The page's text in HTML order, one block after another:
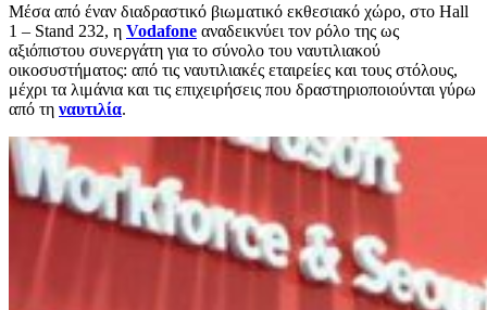
Μέσα από έναν διαδραστικό βιωματικό εκθεσιακό χώρο, στο Hall
1 – Stand 232, η Vodafone αναδεικνύει τον ρόλο της ως
αξιόπιστου συνεργάτη για το σύνολο του ναυτιλιακού
οικοσυστήματος: από τις ναυτιλιακές εταιρείες και τους στόλους,
μέχρι τα λιμάνια και τις επιχειρήσεις που δραστηριοποιούνται γύρω
από τη ναυτιλία.